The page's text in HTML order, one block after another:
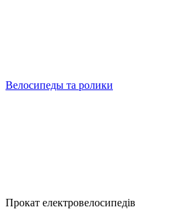
Велосипеды та ролики
Прокат електровелосипедів